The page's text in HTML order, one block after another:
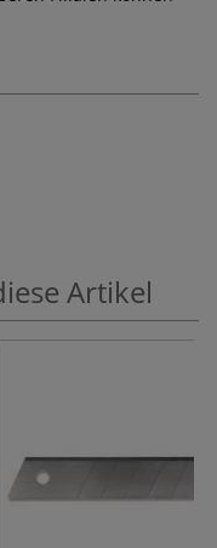
Artikel